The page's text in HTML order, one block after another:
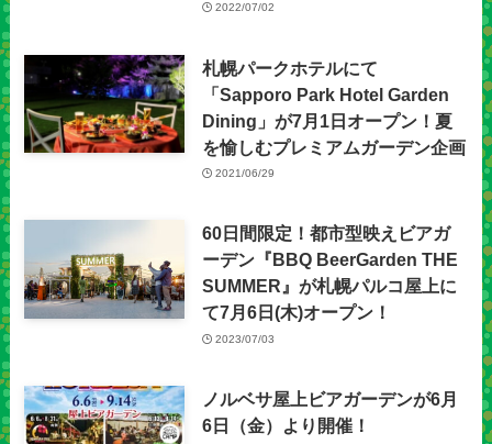
2022/07/02
札幌パークホテルにて
「Sapporo Park Hotel Garden
Dining」が7月1日オープン！夏
を愉しむプレミアムガーデン企画
2021/06/29
60日間限定！都市型映えビアガ
ーデン『BBQ BeerGarden THE
SUMMER』が札幌パルコ屋上に
て7月6日(木)オープン！
2023/07/03
ノルベサ屋上ビアガーデンが6月
6日（金）より開催！